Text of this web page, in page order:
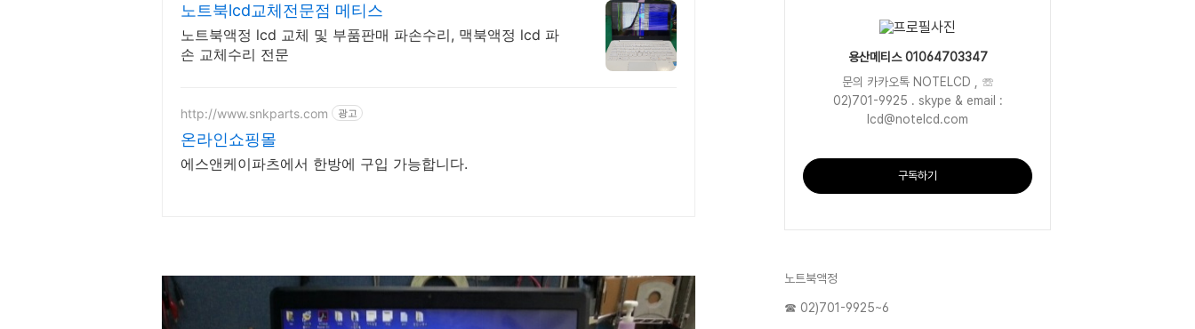
노트북lcd교체전문점 메티스
노트북액정 lcd 교체 및 부품판매 파손수리, 맥북액정 lcd 파
손 교체수리 전문
http://www.snkparts.com 광고
온라인쇼핑몰
에스앤케이파츠에서 한방에 구입 가능합니다.
용산메티스 01064703347
문의 카카오톡 NOTELCD , ☏
02)701-9925 . skype & email :
lcd@notelcd.com
구독하기
노트북액정
☎ 02)701-9925~6